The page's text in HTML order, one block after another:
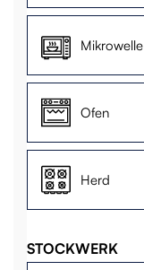
Mikrowelle
Ofen
Herd
STOCKWERK